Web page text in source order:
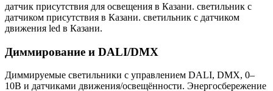
датчик присутствия для освещения в Казани. светильник с
датчиком присутствия в Казани. светильник с датчиком
движения led в Казани.
Диммирование и DALI/DMX
Диммируемые светильники с управлением DALI, DMX, 0–
10В и датчиками движения/освещённости. Энергосбережение